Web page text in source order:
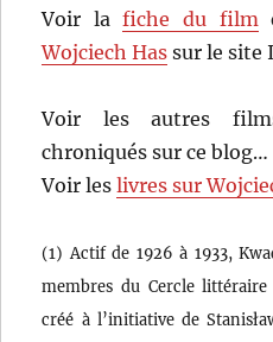
Voir lafiche du film
Wojciech Has sur le site
Voir les autres
chroniqués sur ce blog…
Voir leslivres sur
(1) Actif de 1926 à 1933,
membres du Cercle littéraire
créé à l’initiative de